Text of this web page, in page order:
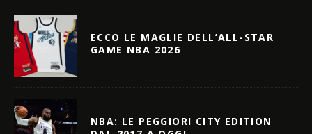
ECCO LE MAGLIE DELL’ALL-STAR
GAME NBA 2026
NBA: LE PEGGIORI CITY EDITION